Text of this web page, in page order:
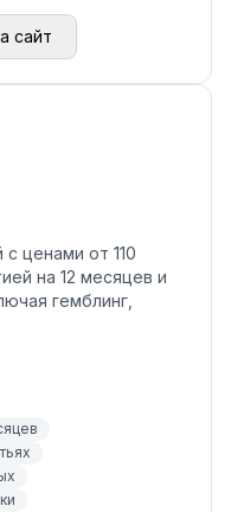
сайт
ценами от 110
на 12 месяцев и
гемблинг,